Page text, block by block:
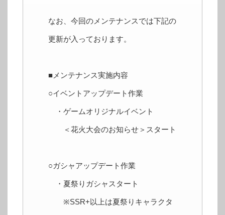
なお、今回のメンテナンスでは下記の
更新が入っております。
■メンテナンス実施内容
○イベントアップデート作業
・ゲームオリジナルイベント
＜花火大会のお知らせ＞スタート
○ガシャアップデート作業
・夏祭りガシャスタート
※SSR+以上は夏祭りキャラクタ